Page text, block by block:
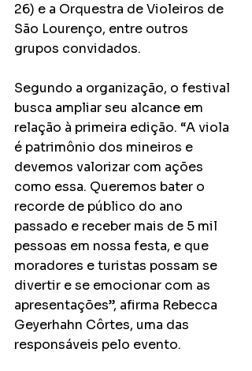
26) e a Orquestra de Violeiros de
São Lourenço, entre outros
grupos convidados.
Segundo a organização, o festival
busca ampliar seu alcance em
relação à primeira edição. “A viola
é patrimônio dos mineiros e
devemos valorizar com ações
como essa. Queremos bater o
recorde de público do ano
passado e receber mais de 5 mil
pessoas em nossa festa, e que
moradores e turistas possam se
divertir e se emocionar com as
apresentações”, afirma Rebecca
Geyerhahn Côrtes, uma das
responsáveis pelo evento.